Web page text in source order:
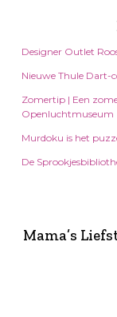
Designer Outlet
Nieuwe Thule Dart-
Zomertip | Een
Openluchtmuseum
Murdoku is het
De
Mama’s